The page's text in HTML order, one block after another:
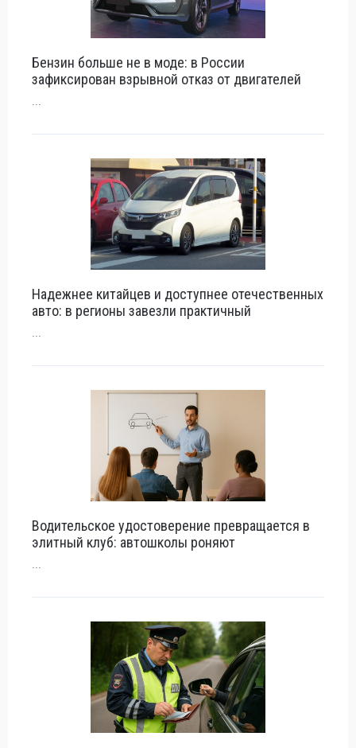
Бензин больше не в моде: в России
зафиксирован взрывной отказ от двигателей
...
Надежнее китайцев и доступнее отечественных
авто: в регионы завезли практичный
...
Водительское удостоверение превращается в
элитный клуб: автошколы роняют
...